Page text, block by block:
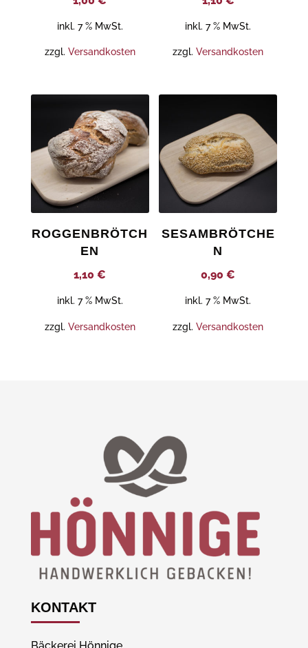
inkl. 7 % MwSt.
zzgl. Versandkosten
inkl. 7 % MwSt.
zzgl.Versandkosten
ROGGENBRÖTCH
EN
1,10€
inkl. 7 % MwSt.
zzgl. Versandkosten
SESAMBRÖTCHE
N
0,90€
inkl. 7 % MwSt.
zzgl.Versandkosten
KONTAKT